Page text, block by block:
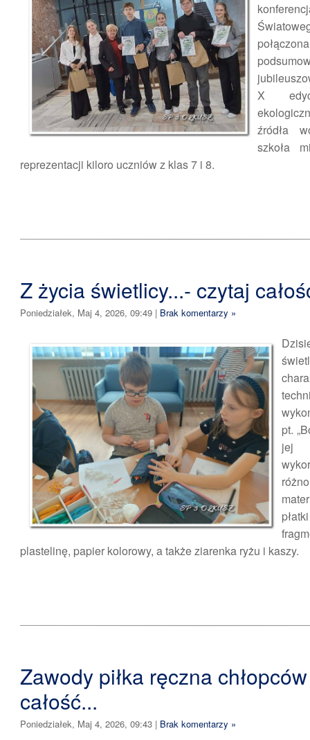
X
źródła
szkoła
reprezentacji kiloro uczniów z klas 7 i 8.
Z życia świetlicy...- czytaj
Poniedziałek, Maj 4, 2026, 09:49 | Brak komentarzy »
pt.
jej
plastelinę, papier kolorowy, a także ziarenka ryżu i kaszy.
Zawody piłka ręczna
całość...
Poniedziałek, Maj 4, 2026, 09:43 | Brak komentarzy »